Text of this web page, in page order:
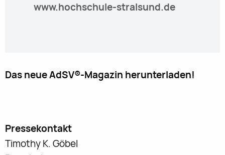
www.hochschule-stralsund.de
Das neue AdSV®-Magazin herunterladen!
Pressekontakt
Timothy K. Göbel